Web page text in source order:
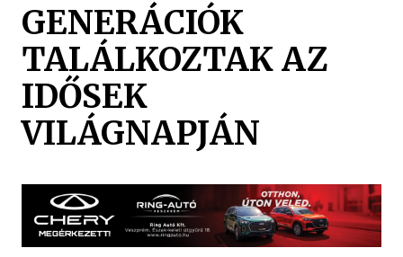
GENERÁCIÓK
TALÁLKOZTAK AZ
IDŐSEK
VILÁGNAPJÁN